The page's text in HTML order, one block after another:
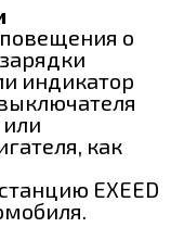
о
индикатор
как
EXEED